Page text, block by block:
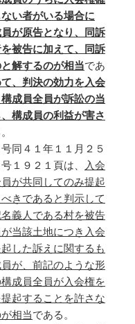
い者がいる場合に
が原告となり、同訴
被告に加えて、同訴
解するのが相当であ
、判決の効力を入会
成員全員が訴訟の当
構成員の利益が害さ
同４１年１１月２５
１９２１頁は、
入会
が共同してのみ提起
きであると判示して
義人である村を被告
当該土地につき入会
した訴えに関するも
が、前記のような形
成員全員が入会権を
起することを許さな
相当である。